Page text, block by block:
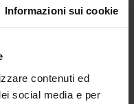
Informazioni sui cookie
contenuti ed
social media e per